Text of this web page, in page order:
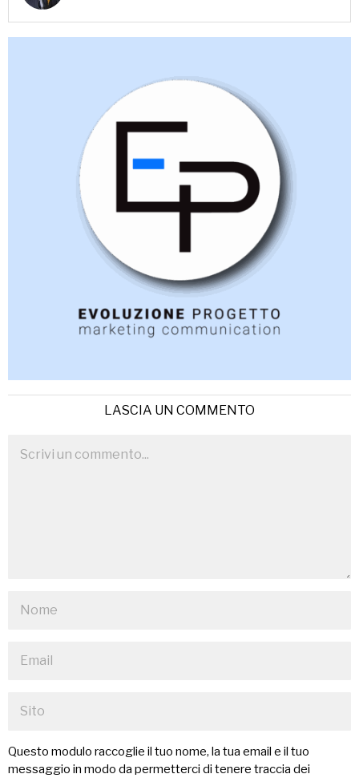
LASCIA UN COMMENTO
Questo modulo raccoglie il tuo nome, la tua email e il tuo
messaggio in modo da permetterci di tenere traccia dei